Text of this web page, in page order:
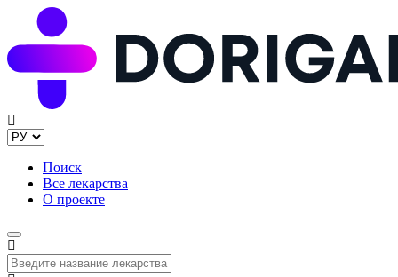
Поиск
Все лекарства
О проекте